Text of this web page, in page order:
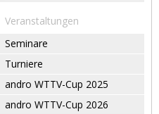
Veranstaltungen
Seminare
Turniere
andro WTTV-Cup 2025
andro WTTV-Cup 2026